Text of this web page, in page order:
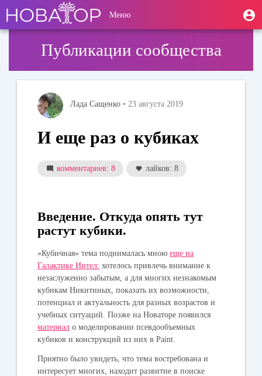
основному
содержанию
User
account
Меню
Публикации сообщества
Лада Сащенко • 23 августа 2019
И еще раз о кубиках
комментариев: 8 лайков: 8
Введение. Откуда опять тут
растут кубики.
«Кубичная» тема поднималась мноюеще на
Галактике Интел: хотелось привлечь внимание к
незаслуженно забытым, а для многих незнакомым
кубикам Никитиных, показать их возможности,
потенциал и актуальность для разных возрастов и
учебных ситуаций. Позже на Новаторе появился
материал о моделировании псевдообъемных
кубиков и конструкций из них в Paint.
Приятно было увидеть, что тема востребована и
интересует многих, находит развитие в поиске